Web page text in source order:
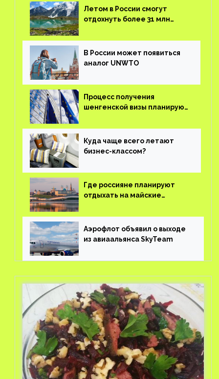
Летом в России смогут
отдохнуть более 31 млн
В России может появиться
аналог UNWTO
Процесс получения
шенгенской визы планируют
Куда чаще всего летают
бизнес-классом?
Где россияне планируют
отдыхать на майские
Аэрофлот объявил о выходе
из авиаальянса SkyTeam